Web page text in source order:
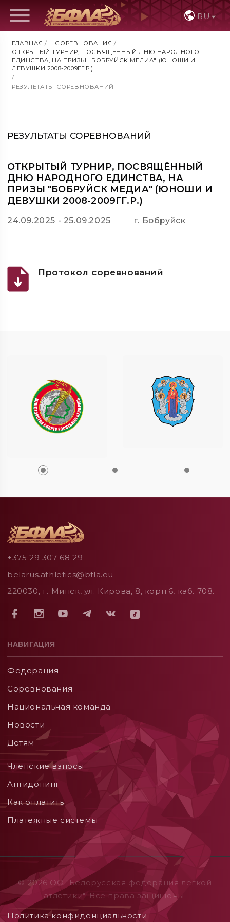
RU
ГЛАВНАЯ / СОРЕВНОВАНИЯ /
ОТКРЫТЫЙ ТУРНИР, ПОСВЯЩЁННЫЙ ДНЮ НАРОДНОГО
ЕДИНСТВА, НА ПРИЗЫ "БОБРУЙСК МЕДИА" (ЮНОШИ И
ДЕВУШКИ 2008-2009ГГ.Р.)
/
РЕЗУЛЬТАТЫ СОРЕВНОВАНИЙ
РЕЗУЛЬТАТЫ СОРЕВНОВАНИЙ
ОТКРЫТЫЙ ТУРНИР, ПОСВЯЩЁННЫЙ
ДНЮ НАРОДНОГО ЕДИНСТВА, НА
ПРИЗЫ "БОБРУЙСК МЕДИА" (ЮНОШИ И
ДЕВУШКИ 2008-2009ГГ.Р.)
24.09.2025 - 25.09.2025 г. Бобруйск
Протокол соревнований
+375 29 307 68 29
belarus.athletics@bfla.eu
220030, г. Минск, ул. Кирова, 8, корп.6, каб. 708.
НАВИГАЦИЯ
Федерация
Соревнования
Национальная команда
Новости
Детям
Членские взносы
Aнтидопинг
Как оплатить
Платежные системы
© 2026 ОO "Белорусская федерация легкой
атлетики". Все права защищены.
Политика конфиденциальности